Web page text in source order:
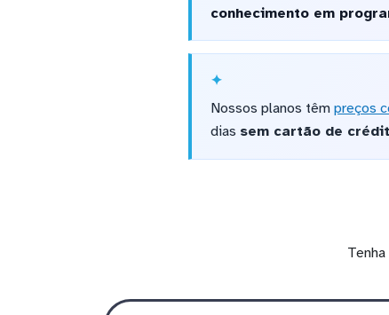
conhecimento em
Nossos planos têm preços
dias sem cartão de